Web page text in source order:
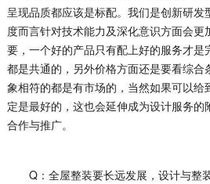
呈现品质都应该是标配。我们是创新研发
度而言针对技术能力及深化意识方面会
要，一个好的产品只有配上好的服务才
都是共通的，另外价格方面还是要看综
象相符的都是有市场的，当然如果可以
定是最好的，这也会延伸成为设计服务的
合作与推广。
Q：全屋整装要长远发展，设计与整